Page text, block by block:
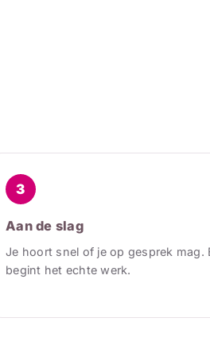
3
Aan de slag
Je hoort snel of je op gesprek mag.
begint het echte werk.